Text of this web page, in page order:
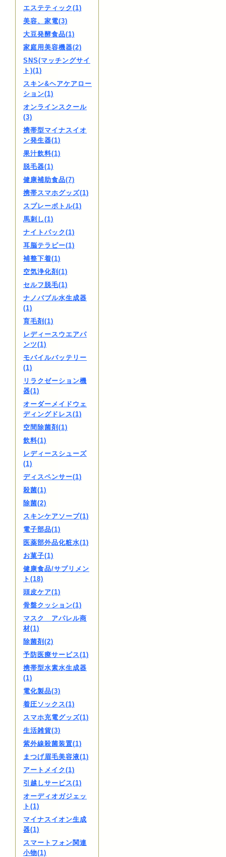
エステティック(1)
美容、家電(3)
大豆発酵食品(1)
家庭用美容機器(2)
SNS(マッチングサイ
ト)(1)
スキン&ヘアケアロー
ション(1)
オンラインスクール
(3)
携帯型マイナスイオ
ン発生器(1)
果汁飲料(1)
脱毛器(1)
健康補助食品(7)
携帯スマホグッズ(1)
スプレーボトル(1)
馬刺し(1)
ナイトパック(1)
耳脳テラピー(1)
補整下着(1)
空気浄化剤(1)
セルフ脱毛(1)
ナノバブル水生成器
(1)
育毛剤(1)
レディースウエアパ
ンツ(1)
モバイルバッテリー
(1)
リラクゼーション機
器(1)
オーダーメイドウェ
ディングドレス(1)
空間除菌剤(1)
飲料(1)
レディースシューズ
(1)
ディスペンサー(1)
殺菌(1)
除菌(2)
スキンケアソープ(1)
電子部品(1)
医薬部外品化粧水(1)
お菓子(1)
健康食品/サプリメン
ト(18)
頭皮ケア(1)
骨盤クッション(1)
マスク アパレル商
材(1)
除菌剤(2)
予防医療サービス(1)
携帯型水素水生成器
(1)
電化製品(3)
着圧ソックス(1)
スマホ充電グッズ(1)
生活雑貨(3)
紫外線殺菌装置(1)
まつげ眉毛美容液(1)
アートメイク(1)
引越しサービス(1)
オーディオガジェッ
ト(1)
マイナスイオン生成
器(1)
スマートフォン関連
小物(1)